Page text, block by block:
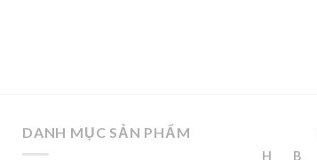
DANH MỤC SẢN PHẨM
H B